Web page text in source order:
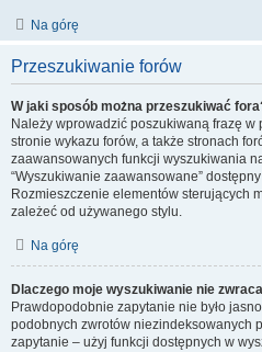
Na górę
Przeszukiwanie forów
W jaki sposób można przeszukiwać
Należy wprowadzić poszukiwaną frazę
stronie wykazu forów, a także stronach
zaawansowanych funkcji wyszukiwania
“Wyszukiwanie zaawansowane”
Rozmieszczenie elementów sterujących
zależeć od używanego stylu.
Na górę
Dlaczego moje wyszukiwanie nie
Prawdopodobnie zapytanie nie było
podobnych zwrotów niezindeksowanych
zapytanie – użyj funkcji dostępnych w